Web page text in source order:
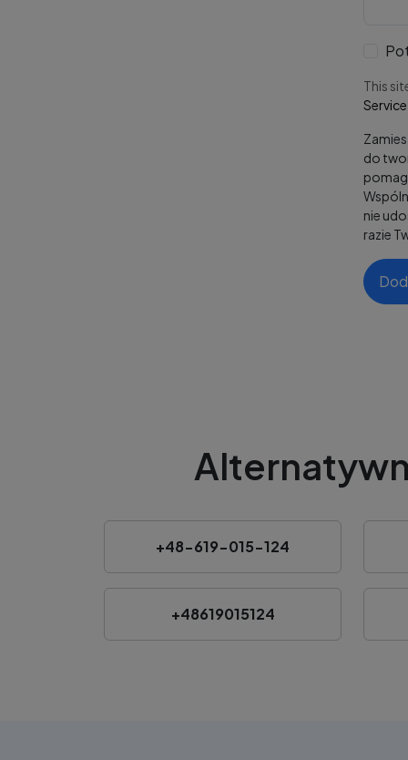
This
Service
do
nie
razie
+48-619-015-124
+48619015124